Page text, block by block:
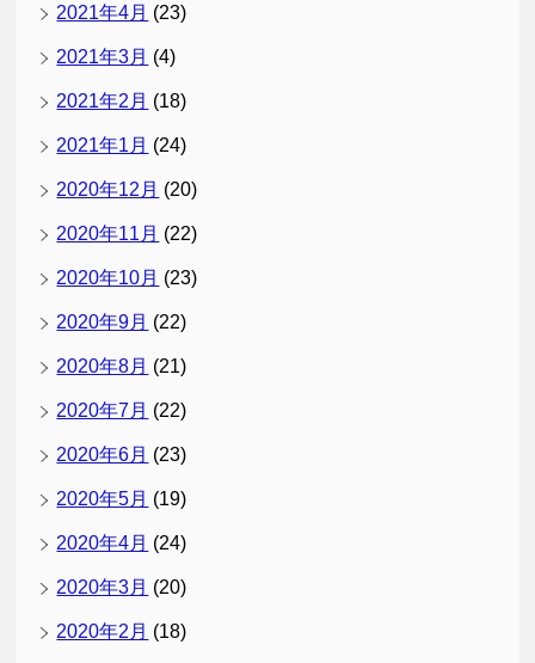
2021年4月 (23)
2021年3月 (4)
2021年2月 (18)
2021年1月 (24)
2020年12月 (20)
2020年11月 (22)
2020年10月 (23)
2020年9月 (22)
2020年8月 (21)
2020年7月 (22)
2020年6月 (23)
2020年5月 (19)
2020年4月 (24)
2020年3月 (20)
2020年2月 (18)